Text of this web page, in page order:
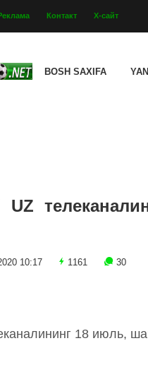
Контакт Х-сайт
BOSH SAXIFA
10:17 1161 30
18 июль,